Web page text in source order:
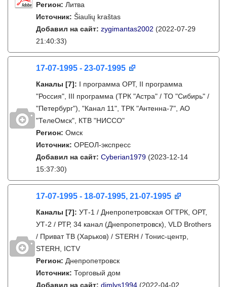
Регион: Литва
Источник: Šiaulių kraštas
Добавил на сайт: zygimantas2002 (2022-07-29
21:40:33)
17-07-1995 - 23-07-1995
Каналы [7]: I программа ОРТ, II программа
"Россия", III программа (ТРК "Астра" / ТО "Сибирь" /
"Петербург"), "Канал 11", ТРК "Антенна-7", АО
"ТелеОмск", КТВ "НИССО"
Регион: Омск
Источник: ОРЕОЛ-экспресс
Добавил на сайт: Cyberian1979 (2023-12-14
15:37:30)
17-07-1995 - 18-07-1995, 21-07-1995
Каналы [7]: УТ-1 / Днепропетровская ОГТРК, ОРТ,
УТ-2 / РТР, 34 канал (Днепропетровск), VLD Brothers
/ Приват ТВ (Харьков) / STERH / Тонис-центр,
STERH, ICTV
Регион: Днепропетровск
Источник: Торговый дом
Добавил на сайт: dimlys1994 (2022-04-02